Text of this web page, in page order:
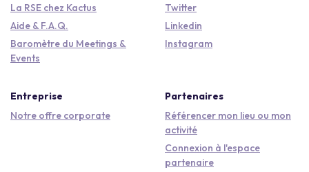
La RSE chez Kactus
Aide & F.A.Q.
Baromètre du Meetings &
Events
Twitter
Linkedin
Instagram
Entreprise
Notre offre corporate
Partenaires
Référencer mon lieu ou mon
activité
Connexion à l'espace
partenaire